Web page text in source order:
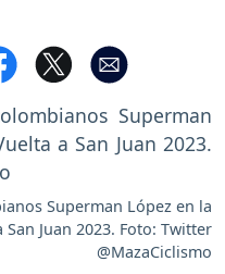
Superman López en la
Juan 2023. Foto: Twitter
@MazaCiclismo